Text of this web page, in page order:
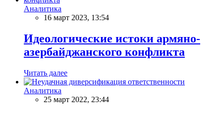
Аналитика
16 март 2023, 13:54
Идеологические истоки армяно-
азербайджанского конфликта
Читать далее
Аналитика
25 март 2022, 23:44